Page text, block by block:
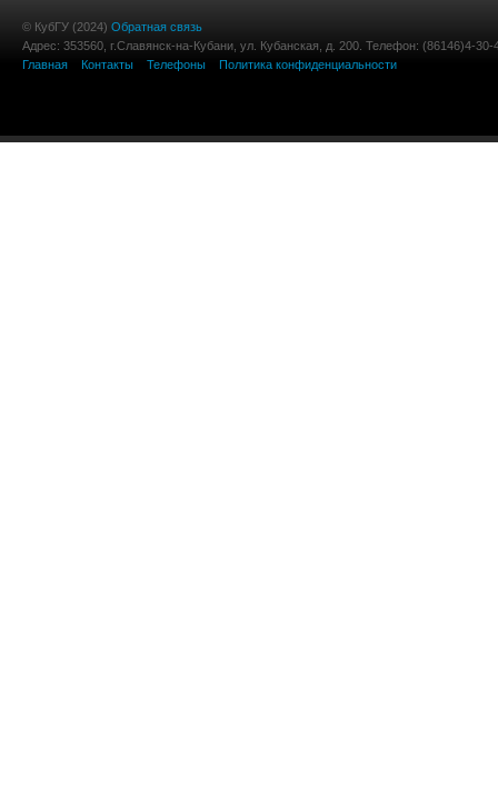
© КубГУ (2024) Обратная связь
Адрес: 353560, г.Славянск-на-Кубани, ул. Кубанская, д. 200. Телефон: (86146)4-30-
Главная
Контакты Телефоны Политика конфиденциальности